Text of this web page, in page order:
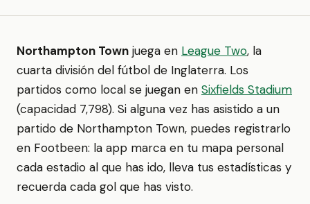
Northampton Town juega en League Two, la
cuarta división del fútbol de Inglaterra. Los
partidos como local se juegan en Sixfields Stadium
(capacidad 7,798). Si alguna vez has asistido a un
partido de Northampton Town, puedes registrarlo
en Footbeen: la app marca en tu mapa personal
cada estadio al que has ido, lleva tus estadísticas y
recuerda cada gol que has visto.